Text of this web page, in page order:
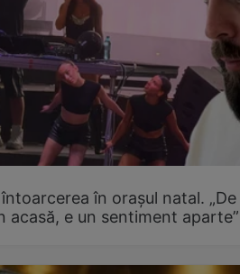
în orașul natal. „De
acasă, e un sentiment aparte”